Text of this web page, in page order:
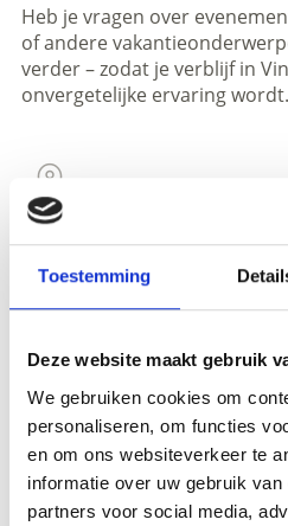
Toestemming
Deze website maakt gebruik
We gebruiken cookies om
personaliseren, om functies
en om ons websiteverkeer te
informatie over uw gebruik
partners voor social media,
Heb je vragen over
of andere
verder – zodat je verblijf in
onvergetelijke ervaring wordt.
TONEN OP KAART (DUITS)
Meer